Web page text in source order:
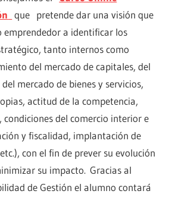
que pretende dar una visión que
emprendedor a identificar los
tanto internos como
del mercado de capitales, del
mercado de bienes y servicios,
actitud de la competencia,
condiciones del comercio interior e
y fiscalidad, implantación de
con el fin de prever su evolución
su impacto. Gracias al
de Gestión el alumno contará